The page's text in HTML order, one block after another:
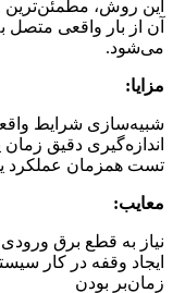
این روش، مطمئن‌ترین
آن از بار واقعی متصل
می‌شود.
مزایا:
شبیه‌سازی شرایط
اندازه‌گیری دقیق
تست همزمان عملکرد
معایب:
نیاز به قطع برق ورودی
ایجاد وقفه در کار
زمان‌بر بودن